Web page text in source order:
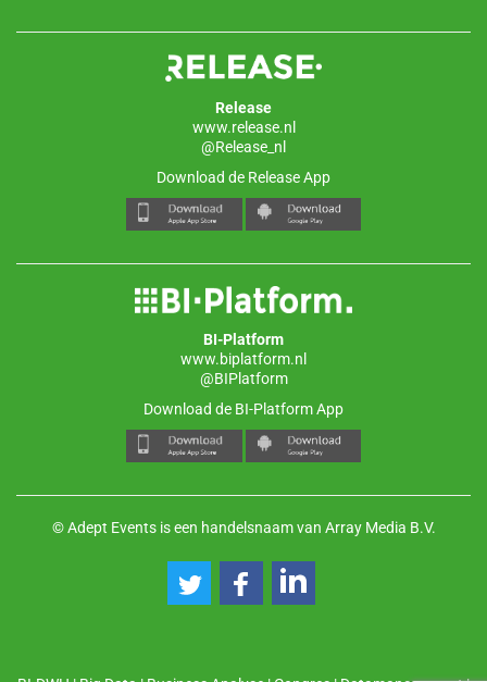
Release
www.release.nl
@Release_nl
Download de Release App
BI-Platform
www.biplatform.nl
@BIPlatform
Download de BI-Platform App
© Adept Events is een handelsnaam van Array Media B.V.